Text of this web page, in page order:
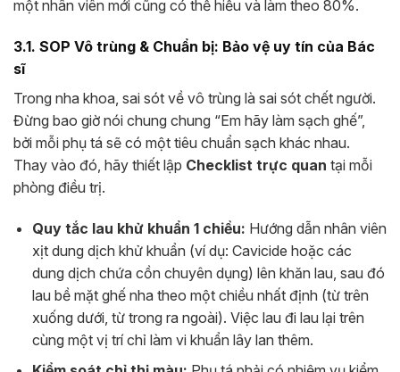
một nhân viên mới cũng có thể hiểu và làm theo 80%.
3.1. SOP Vô trùng & Chuẩn bị: Bảo vệ uy tín của Bác
sĩ
Trong nha khoa, sai sót về vô trùng là sai sót chết người.
Đừng bao giờ nói chung chung “Em hãy làm sạch ghế”,
bởi mỗi phụ tá sẽ có một tiêu chuẩn sạch khác nhau.
Thay vào đó, hãy thiết lập Checklist trực quan tại mỗi
phòng điều trị.
Quy tắc lau khử khuẩn 1 chiều: Hướng dẫn nhân viên
xịt dung dịch khử khuẩn (ví dụ: Cavicide hoặc các
dung dịch chứa cồn chuyên dụng) lên khăn lau, sau đó
lau bề mặt ghế nha theo một chiều nhất định (từ trên
xuống dưới, từ trong ra ngoài). Việc lau đi lau lại trên
cùng một vị trí chỉ làm vi khuẩn lây lan thêm.